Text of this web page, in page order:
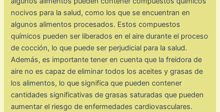
nocivos para la salud, como los que se encuentran en
algunos alimentos procesados. Estos compuestos
químicos pueden ser liberados en el aire durante el proceso
de cocción, lo que puede ser perjudicial para la salud.
Además, es importante tener en cuenta que la freidora de
aire no es capaz de eliminar todos los aceites y grasas de
los alimentos, lo que significa que pueden contener
cantidades significativas de grasas saturadas que pueden
aumentar el riesgo de enfermedades cardiovasculares.